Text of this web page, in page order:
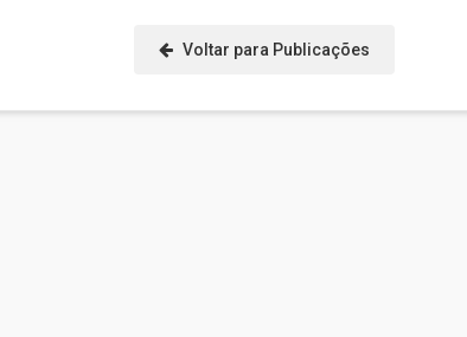
Voltar para Publicações